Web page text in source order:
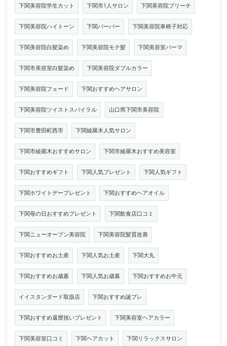
下関美容院学生カット 下関市1人サロン 下関美容院ブリーチ
下関美容院ハイトーン 下関バーバー 下関美容院車椅子対応
下関美容院白髪染め 下関美容院モテ髪 下関美容室パーマ
下関市美容室白髪染め 下関美容院ダブルカラー
下関美容院フェード 下関おすすめヘアサロン
下関美容院ツイストスパイラル 山口県下関市美容院
下関市豊田町西市 下関綾羅木人気サロン
下関市綾羅木おすすめサロン 下関市綾羅木おすすめ美容室
下関おすすめギフト 下関人気プレゼント 下関人気ギフト
下関ホワイトデープレゼント 下関おすすめヘアオイル
下関母の日おすすめプレゼント 下関飲食店口コミ
下関ニューオープン美容院 下関美容院髪質改善
下関おすすめお土産 下関人気お土産 下関大丸
下関おすすめお歳暮 下関人気お歳暮 下関おすすめお中元
イイスタンダード取扱店 下関おすすめ誕プレ
下関おすすめ還暦祝いプレゼント 下関美容室ヘアカラー
下関美容室口コミ 下関ヘアカット 下関リラックスサロン